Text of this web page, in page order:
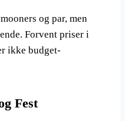
og par, men
Forvent priser i
ikke budget-
Fest